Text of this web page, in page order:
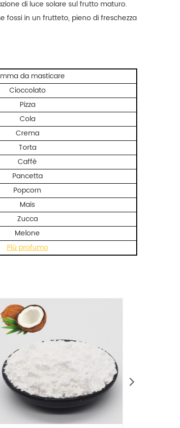
di luce solare sul frutto maturo.
fossi in un frutteto, pieno di freschezza
da masticare
Cioccolato
Pizza
Cola
Crema
Torta
Caffè
Pancetta
Popcorn
Mais
Zucca
Melone
Più profumo